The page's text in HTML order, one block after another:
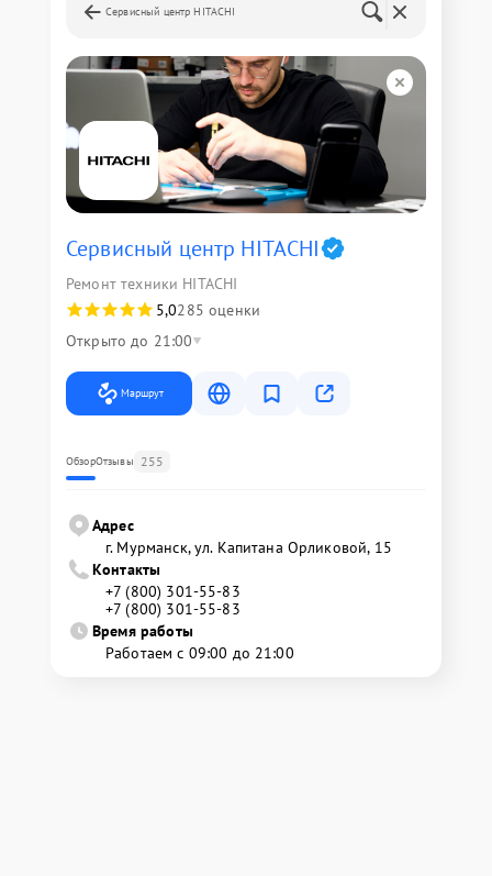
Сервисный центр HITACHI
Сервисный центр HITACHI
Ремонт техники HITACHI
5,0285 оценки
Открыто до 21:00
Маршрут
ОбзорОтзывы 255
Адрес
г. Мурманск, ул. Капитана Орликовой, 15
Контакты
+7 (800) 301-55-83
+7 (800) 301-55-83
Время работы
Работаем с 09:00 до 21:00